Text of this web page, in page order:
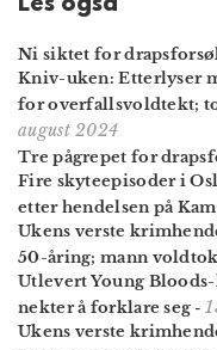
Ni siktet for
Kniv-uken: Etterlyser
for overfallsvoldtekt;
august 2024
Tre pågrepet for
Fire skyteepisoder i
etter hendelsen på
Ukens verste
50-åring; mann
Utlevert Young
nekter å forklare seg -
Ukens verste